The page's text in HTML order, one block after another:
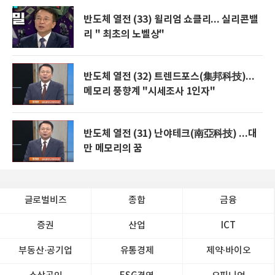
반도체 열전 (33) 윌리엄 쇼클리... 실리콘밸
리 " 최초의 노벨상"
반도체 열전 (32) 트렌드포스(集邦科技)...
메모리 풍향계 "시세조사 1인자"
반도체 열전 (31) 난야테크(南亞科技) ...대
만 메모리의 꿈
글로벌비즈 종합 금융
증권 산업 ICT
부동산·공기업 유통경제 제약∙바이오